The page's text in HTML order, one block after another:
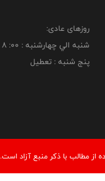
روزهای عادی:
شنبه الي چهارشنبه : 00: 8 لغايت 16:00
پنج شنبه : تعطیل
مطالب با ذكر منبع آزاد است.